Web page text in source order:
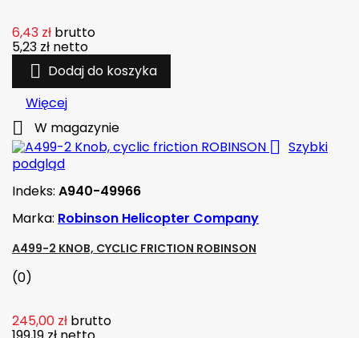
6,43 zł brutto
5,23 zł netto
 Dodaj do koszyka
Więcej
 W magazynie
 Szybki
podgląd
Indeks: A940-49966
Marka: Robinson Helicopter Company
A499-2 KNOB, CYCLIC FRICTION ROBINSON
(0)
245,00 zł brutto